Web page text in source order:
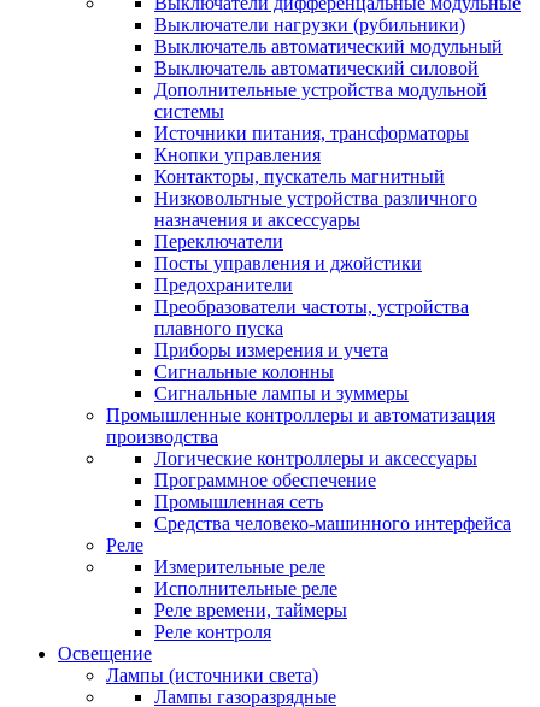
Выключатели нагрузки (рубильники)
Выключатель автоматический модульный
Выключатель автоматический силовой
Дополнительные устройства модульной
системы
Источники питания, трансформаторы
Кнопки управления
Контакторы, пускатель магнитный
Низковольтные устройства различного
назначения и аксессуары
Переключатели
Посты управления и джойстики
Предохранители
Преобразователи частоты, устройства
плавного пуска
Приборы измерения и учета
Сигнальные колонны
Сигнальные лампы и зуммеры
Промышленные контроллеры и автоматизация
производства
Логические контроллеры и аксессуары
Программное обеспечение
Промышленная сеть
Средства человеко-машинного интерфейса
Реле
Измерительные реле
Исполнительные реле
Реле времени, таймеры
Реле контроля
Освещение
Лампы (источники света)
Лампы газоразрядные